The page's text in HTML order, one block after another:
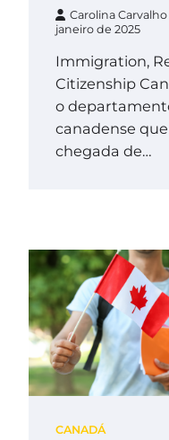
Carolina Carvalho
janeiro de 2025
Immigration,
Citizenship
o
canadense
chegada de…
CANADÁ